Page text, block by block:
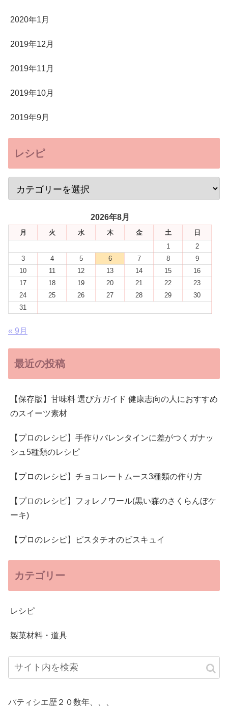
2020年1月
2019年12月
2019年11月
2019年10月
2019年9月
レシピ
2026年8月
月 火 水 木 金 土
日
1
2
3
4 5 6 7 8
9
10
11 12 13 14 15
16
17
18 19 20 21 22
23
24
25 26 27 28 29
30
31
« 9月
最近の投稿
【保存版】甘味料 選び方ガイド 健康志向の人におすすめ
のスイーツ素材
【プロのレシピ】手作りバレンタインに差がつくガナッ
シュ5種類のレシピ
【プロのレシピ】チョコレートムース3種類の作り方
【プロのレシピ】フォレノワール(黒い森のさくらんぼケ
ーキ)
【プロのレシピ】ピスタチオのビスキュイ
カテゴリー
レシピ
製菓材料・道具
パティシエ歴２０数年、、、